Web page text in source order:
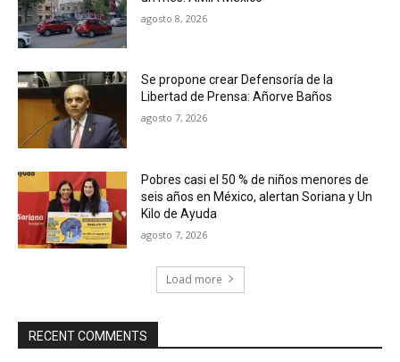
agosto 8, 2026
Se propone crear Defensoría de la
Libertad de Prensa: Añorve Baños
agosto 7, 2026
Pobres casi el 50 % de niños menores de
seis años en México, alertan Soriana y Un
Kilo de Ayuda
agosto 7, 2026
Load more
RECENT COMMENTS